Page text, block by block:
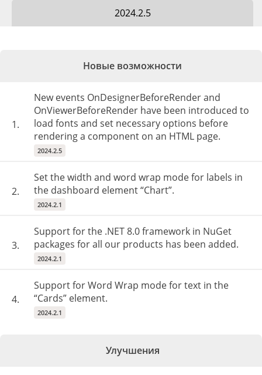
2024.2.5
Новые возможности
1.
New events OnDesignerBeforeRender and
OnViewerBeforeRender have been introduced to
load fonts and set necessary options before
rendering a component on an HTML page.
2024.2.5
2.
Set the width and word wrap mode for labels in
the dashboard element “Chart”.
2024.2.1
3.
Support for the .NET 8.0 framework in NuGet
packages for all our products has been added.
2024.2.1
4.
Support for Word Wrap mode for text in the
“Cards” element.
2024.2.1
Улучшения